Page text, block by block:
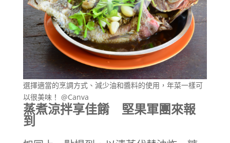
選擇適當的烹調方式、減少油和醬料的使用，年菜一樣可
以很美味！ @Canva
蒸煮涼拌享佳餚 堅果軍團來報
到